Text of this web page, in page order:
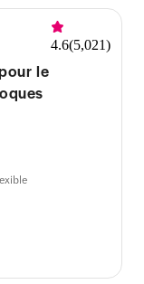
4.6(5,021)
le